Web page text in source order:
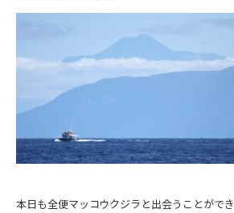
本日も全便マッコウクジラと出会うことができ